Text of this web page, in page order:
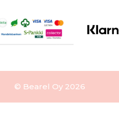
© Bearel Oy 2026